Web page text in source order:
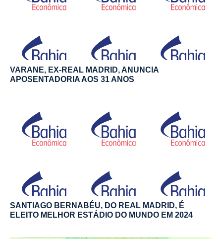
VARANE, EX-REAL MADRID, ANUNCIA
APOSENTADORIA AOS 31 ANOS
SANTIAGO BERNABÉU, DO REAL MADRID, É
ELEITO MELHOR ESTÁDIO DO MUNDO EM 2024